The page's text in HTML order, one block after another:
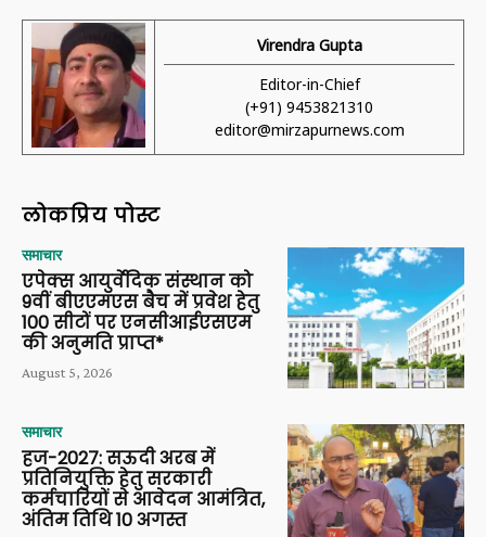
Virendra Gupta
Editor-in-Chief
(+91) 9453821310
editor@mirzapurnews.com
लोकप्रिय पोस्ट
समाचार
एपेक्स आयुर्वेदिक संस्थान को
9वीं बीएएमएस बैच में प्रवेश हेतु
100 सीटों पर एनसीआईएसएम
की अनुमति प्राप्त*
August 5, 2026
समाचार
हज-2027: सऊदी अरब में
प्रतिनियुक्ति हेतु सरकारी
कर्मचारियों से आवेदन आमंत्रित,
अंतिम तिथि 10 अगस्त